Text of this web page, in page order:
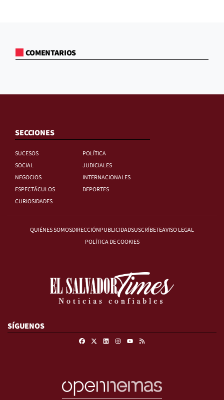
COMENTARIOS
SECCIONES
SUCESOS
POLÍTICA
SOCIAL
JUDICIALES
NEGOCIOS
INTERNACIONALES
ESPECTÁCULOS
DEPORTES
CURIOSIDADES
QUIÉNES SOMOSDIRECCIÓNPUBLICIDADSUSCRÍBETEAVISO LEGAL
POLÍTICA DE COOKIES
SÍGUENOS
FacebookLinkedinInstagram